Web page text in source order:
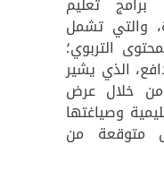
والتي تشمل
التربوي؛
الذي يشير
من خلال عرض
وصياغتها
متوقعة من